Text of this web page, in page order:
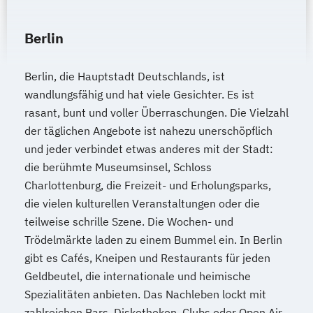
Wirtschaftsingenieurwesen für
Wirtschafts­ingenieur­wesen
Fahrzeugtechnik
Wirtschafts­ingenieur­wesen
Kunststofftechnik
Wirtschafts­ingenieur­wesen Mechatronik
Wirtschafts­ingenieur­wesen Medizintechnik
Wirtschafts­ingenieur­wesen
Verfahrenstechnik
Berlin
Berlin, die Hauptstadt Deutschlands, ist
wandlungsfähig und hat viele Gesichter. Es ist
rasant, bunt und voller Überraschungen. Die Vielzahl
der täglichen Angebote ist nahezu unerschöpflich
und jeder verbindet etwas anderes mit der Stadt:
die berühmte Museumsinsel, Schloss
Charlottenburg, die Freizeit- und Erholungsparks,
die vielen kulturellen Veranstaltungen oder die
teilweise schrille Szene. Die Wochen- und
Trödelmärkte laden zu einem Bummel ein. In Berlin
gibt es Cafés, Kneipen und Restaurants für jeden
Geldbeutel, die internationale und heimische
Spezialitäten anbieten. Das Nachleben lockt mit